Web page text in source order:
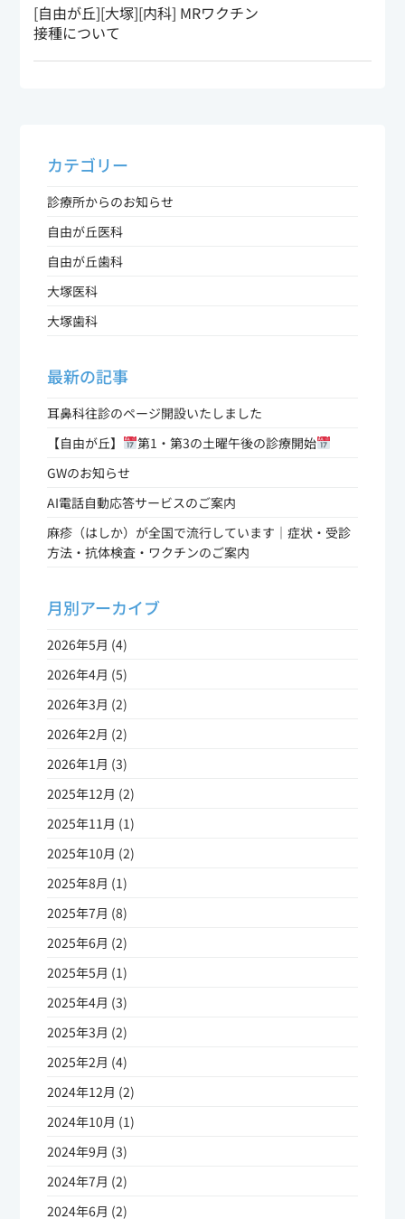
[自由が丘][大塚][内科] MRワクチン
接種について
カテゴリー
診療所からのお知らせ
自由が丘医科
自由が丘歯科
大塚医科
大塚歯科
最新の記事
耳鼻科往診のページ開設いたしました
【自由が丘】
第1・第3の土曜午後の診療開始
GWのお知らせ
AI電話自動応答サービスのご案内
麻疹（はしか）が全国で流行しています｜症状・受診
方法・抗体検査・ワクチンのご案内
月別アーカイブ
2026年5月 (4)
2026年4月 (5)
2026年3月 (2)
2026年2月 (2)
2026年1月 (3)
2025年12月 (2)
2025年11月 (1)
2025年10月 (2)
2025年8月 (1)
2025年7月 (8)
2025年6月 (2)
2025年5月 (1)
2025年4月 (3)
2025年3月 (2)
2025年2月 (4)
2024年12月 (2)
2024年10月 (1)
2024年9月 (3)
2024年7月 (2)
2024年6月 (2)